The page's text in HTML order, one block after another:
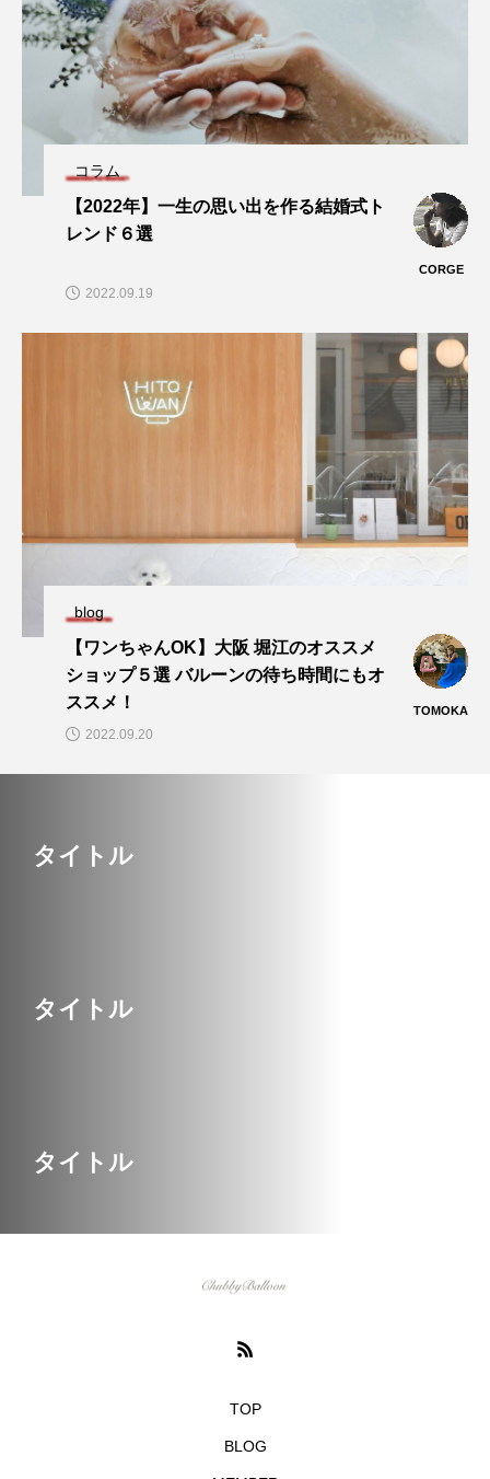
コラム
【2022年】一生の思い出を作る結婚式ト
レンド６選
CORGE
2022.09.19
blog
【ワンちゃんOK】大阪 堀江のオススメ
ショップ５選 バルーンの待ち時間にもオ
ススメ！
TOMOKA
2022.09.20
タイトル
タイトル
タイトル
TOP
BLOG